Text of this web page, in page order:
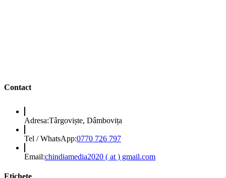
Contact
Adresa:Târgoviște, Dâmbovița
Tel / WhatsApp:0770 726 797Opens
your
Email:chindiamedia2020 ( at ) gmail.comOpens